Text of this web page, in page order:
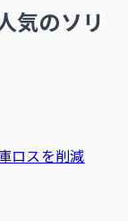
気のソリ
ロスを削減